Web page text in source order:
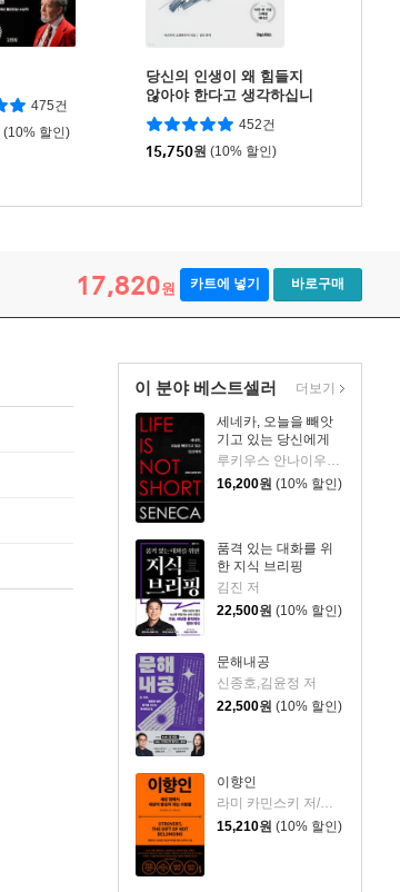
475건
(10% 할인)
당신의 인생이 왜 힘들지
않아야 한다고 생각하십니
까
452건
15,750원 (10% 할인)
17,820원 카트에 넣기 바로구매
이 분야 베스트셀러
세네카, 오늘을 빼앗
기고 있는 당신에게
루키우스 안나이우스 세네카 저/하와이 대저택 편역
16,200원 (10% 할인)
품격 있는 대화를 위
한 지식 브리핑
김진 저
22,500원 (10% 할인)
문해내공
신종호,김윤정 저
22,500원 (10% 할인)
이향인
15,210원 (10% 할인)
더보기